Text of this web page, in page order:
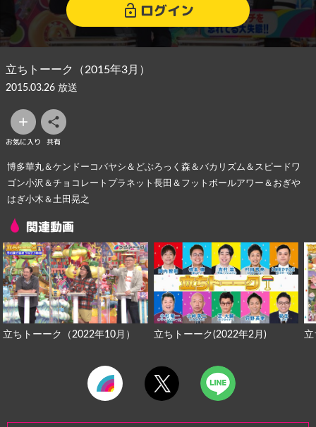
ログイン
立ちトーーク（2015年3月）
2015.03.26 放送
お気に入り 共有
博多華丸＆ケンドーコバヤシ＆どぶろっく森＆バカリズム＆スピードワ
ゴン小沢＆チョコレートプラネット長田＆フットボールアワー＆おぎや
はぎ小木＆土田晃之
関連動画
立ちトーーク（2022年10月） 立ちトーーク(2022年2月)